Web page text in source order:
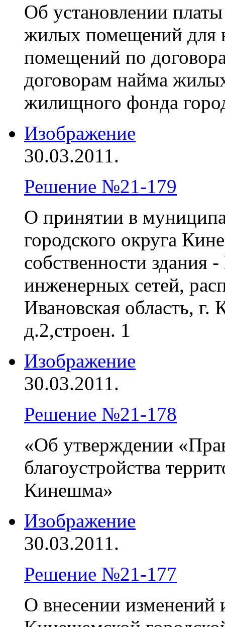
Об установлении
жилых помещений для
помещений по
договорам найма
жилищного фонда
Изображение
30.03.2011.
Решение №21-179
О принятии в
городского округа
собственности
инженерных сетей,
Ивановская область,
д.2,строен. 1
Изображение
30.03.2011.
Решение №21-178
«Об утверждении
благоустройства
Кинешма»
Изображение
30.03.2011.
Решение №21-177
О внесении изменений